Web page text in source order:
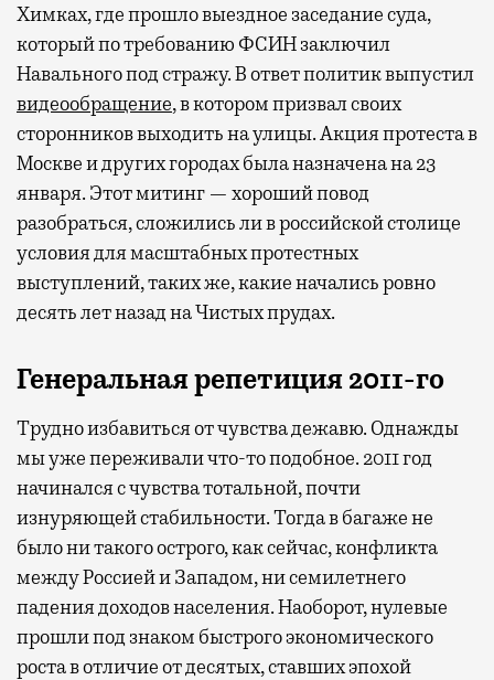
Химках, где прошло выездное заседание суда,
который по требованию ФСИН заключил
Навального под стражу. В ответ политик выпустил
видеообращение, в котором призвал своих
сторонников выходить на улицы. Акция протеста в
Москве и других городах была назначена на 23
января. Этот митинг — хороший повод
разобраться, сложились ли в российской столице
условия для масштабных протестных
выступлений, таких же, какие начались ровно
десять лет назад на Чистых прудах.
Генеральная репетиция 2011-го
Трудно избавиться от чувства дежавю. Однажды
мы уже переживали что-то подобное. 2011 год
начинался с чувства тотальной, почти
изнуряющей стабильности. Тогда в багаже не
было ни такого острого, как сейчас, конфликта
между Россией и Западом, ни семилетнего
падения доходов населения. Наоборот, нулевые
прошли под знаком быстрого экономического
роста в отличие от десятых, ставших эпохой